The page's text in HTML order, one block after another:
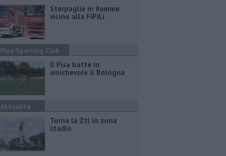
Sterpaglie in fiamme
vicino alla FiPiLi
Pisa Sporting Club
Il Pisa batte in
amichevole il Bologna
Attualità
Torna la Ztl in zona
stadio